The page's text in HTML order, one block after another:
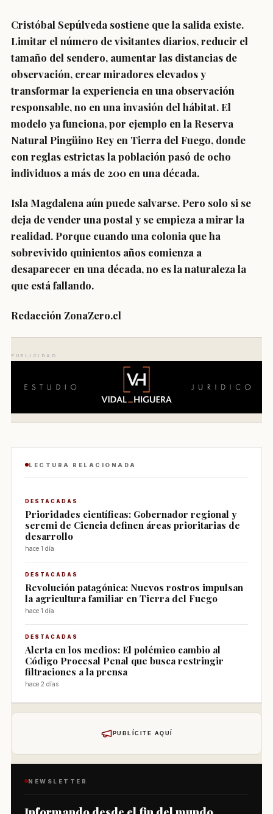
Cristóbal Sepúlveda sostiene que la salida existe.
Limitar el número de visitantes diarios, reducir el
tamaño del sendero, aumentar las distancias de
observación, crear miradores elevados y
transformar la experiencia en una observación
responsable, no en una invasión del hábitat. El
modelo ya funciona, por ejemplo en la Reserva
Natural Pingüino Rey en Tierra del Fuego, donde
con reglas estrictas la población pasó de ocho
individuos a más de 200 en una década.
Isla Magdalena aún puede salvarse. Pero solo si se
deja de vender una postal y se empieza a mirar la
realidad. Porque cuando una colonia que ha
sobrevivido quinientos años comienza a
desaparecer en una década, no es la naturaleza la
que está fallando.
Redacción ZonaZero.cl
PUBLICIDAD
LECTURA RELACIONADA
DESTACADAS
Prioridades científicas: Gobernador regional y
seremi de Ciencia definen áreas prioritarias de
desarrollo
hace 1 día
DESTACADAS
Revolución patagónica: Nuevos rostros impulsan
la agricultura familiar en Tierra del Fuego
hace 1 día
DESTACADAS
Alerta en los medios: El polémico cambio al
Código Procesal Penal que busca restringir
filtraciones a la prensa
hace 2 días
PUBLÍCITE AQUÍ
NEWSLETTER